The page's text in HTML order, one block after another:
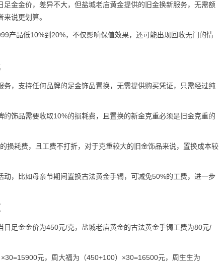
金金价，差异不大，但盐城老庙黄金提供的旧金换新服务，无需额
说更划算。
产品低10%到20%，不仅影响保值效果，还可能出现回收无门的情
，支持任何品牌的足金饰品置换，无需提供购买凭证，只需经过纯
饰品需要收取10%的损耗费，且置换的新金克重必须是旧金克重的
损耗费，且工费不打折，对于克重较大的旧金饰品来说，置换成本较
，比如母亲节期间置换古法黄金手镯，可减免50%的工费，进一步
足金金价为450元/克，盐城老庙黄金的古法黄金手镯工费为80元/
元，周大福为（450+100）×30=16500元，周生生为